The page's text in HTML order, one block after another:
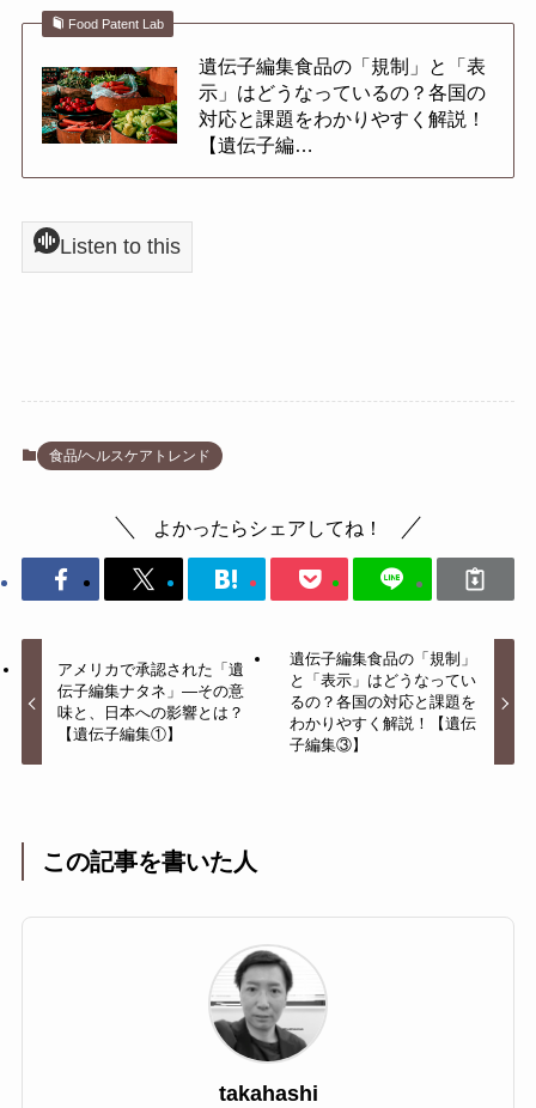
Food Patent Lab
遺伝子編集食品の「規制」と「表
示」はどうなっているの？各国の
対応と課題をわかりやすく解説！
【遺伝子編…
Listen to this
食品/ヘルスケアトレンド
よかったらシェアしてね！
アメリカで承認された「遺
伝子編集ナタネ」—その意
味と、日本への影響とは？
【遺伝子編集①】
遺伝子編集食品の「規制」
と「表示」はどうなってい
るの？各国の対応と課題を
わかりやすく解説！【遺伝
子編集③】
この記事を書いた人
takahashi